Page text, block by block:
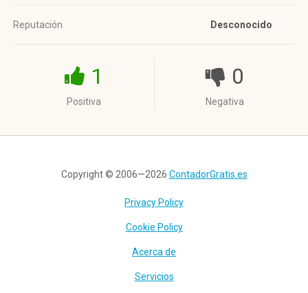
Reputación Desconocido
1
Positiva
0
Negativa
Copyright © 2006—2026 ContadorGratis.es
Privacy Policy
Cookie Policy
Acerca de
Servicios